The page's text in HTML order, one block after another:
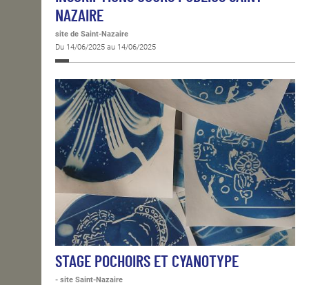
NAZAIRE
site de Saint-Nazaire
Du 14/06/2025 au 14/06/2025
STAGE POCHOIRS ET CYANOTYPE
- site Saint-Nazaire